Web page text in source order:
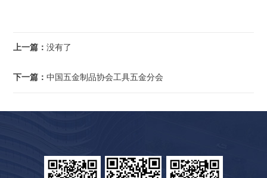
上一篇：没有了
下一篇：中国五金制品协会工具五金分会